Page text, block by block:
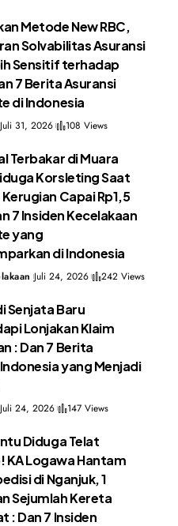
Metode New RBC,
Solvabilitas Asuransi
Sensitif terhadap
7 Berita Asuransi
di Indonesia
Juli 31, 2026 108 Views
Terbakar di Muara
Korsleting Saat
Capai Rp1,5
7 Insiden Kecelakaan
yang
di Indonesia
Juli 24, 2026 242 Views
Senjata Baru
Lonjakan Klaim
: Dan 7 Berita
yang Menjadi
Juli 24, 2026 147 Views
Diduga Telat
KA Logawa Hantam
di Nganjuk, 1
Sejumlah Kereta
: Dan 7 Insiden